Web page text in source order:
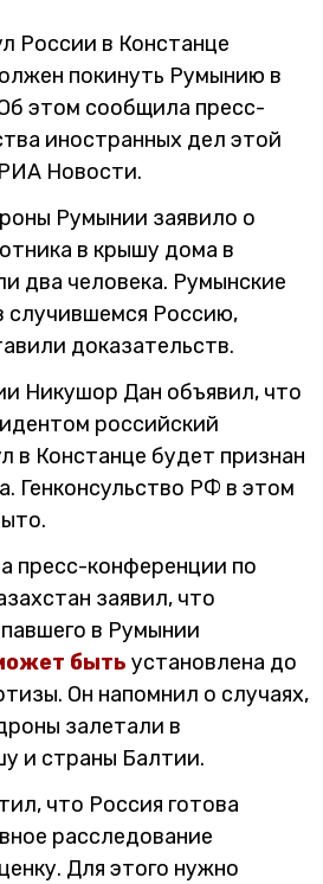
России в Констанце
покинуть Румынию в
этом сообщила пресс-
иностранных дел этой
Новости.
Румынии заявило о
в крышу дома в
два человека. Румынские
случившемся Россию,
доказательств.
Никушор Дан объявил, что
российский
в Констанце будет признан
Генконсульство РФ в этом
пресс-конференции по
заявил, что
в Румынии
быть установлена до
Он напомнил о случаях,
залетали в
и страны Балтии.
что Россия готова
расследование
Для этого нужно